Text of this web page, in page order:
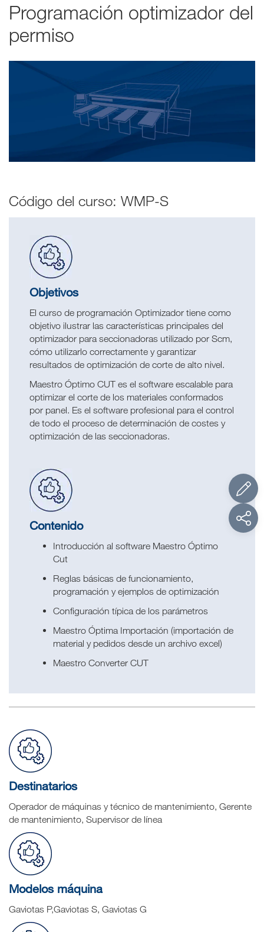
Programación optimizador del
permiso
Código del curso: WMP-S
Objetivos
El curso de programación Optimizador tiene como
objetivo ilustrar las características principales del
optimizador para seccionadoras utilizado por Scm,
cómo utilizarlo correctamente y garantizar
resultados de optimización de corte de alto nivel.
Maestro Óptimo CUT es el software escalable para
optimizar el corte de los materiales conformados
por panel. Es el software profesional para el control
de todo el proceso de determinación de costes y
optimización de las seccionadoras.
Contenido
Introducción al software Maestro Óptimo
Cut
Reglas básicas de funcionamiento,
programación y ejemplos de optimización
Configuración típica de los parámetros
Maestro Óptima Importación (importación de
material y pedidos desde un archivo excel)
Maestro Converter CUT
Destinatarios
Operador de máquinas y técnico de mantenimiento, Gerente
de mantenimiento, Supervisor de línea
Modelos máquina
Gaviotas P,Gaviotas S, Gaviotas G